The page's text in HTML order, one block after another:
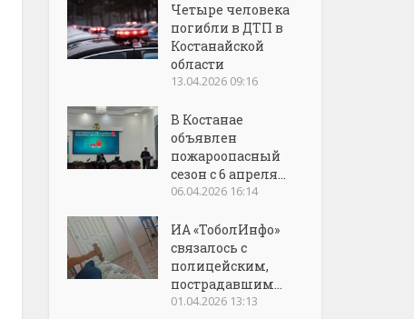
Четыре человека
погибли в ДТП в
Костанайской
области
13.04.2026 09:16
В Костанае
объявлен
пожароопасный
сезон с 6 апреля...
06.04.2026 16:14
ИА «ТоболИнфо»
связалось с
полицейским,
пострадавшим...
01.04.2026 13:13